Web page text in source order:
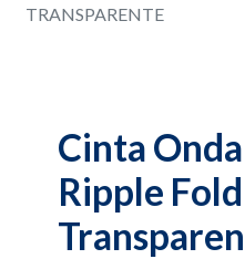
TRANSPARENTE
Cinta
Ripple Fold